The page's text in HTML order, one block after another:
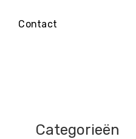
Contact
Categorieën